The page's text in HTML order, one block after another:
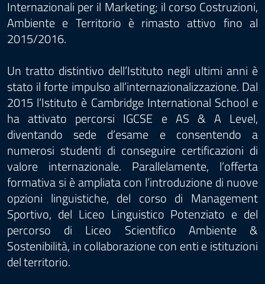
Internazionali per il Marketing; il corso Costruzioni,
Ambiente e Territorio è rimasto attivo fino al
2015/2016.
Un tratto distintivo dell’Istituto negli ultimi anni è
stato il forte impulso all’internazionalizzazione. Dal
2015 l’Istituto è Cambridge International School e
ha attivato percorsi IGCSE e AS & A Level,
diventando sede d’esame e consentendo a
numerosi studenti di conseguire certificazioni di
valore internazionale. Parallelamente, l’offerta
formativa si è ampliata con l’introduzione di nuove
opzioni linguistiche, del corso di Management
Sportivo, del Liceo Linguistico Potenziato e del
percorso di Liceo Scientifico Ambiente &
Sostenibilità, in collaborazione con enti e istituzioni
del territorio.